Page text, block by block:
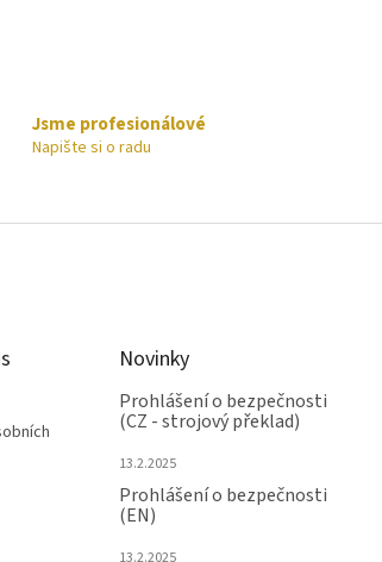
Jsme profesionálové
Napište si o radu
Novinky
Prohlášení o bezpečnosti
(CZ - strojový překlad)
13.2.2025
Prohlášení o bezpečnosti
(EN)
13.2.2025